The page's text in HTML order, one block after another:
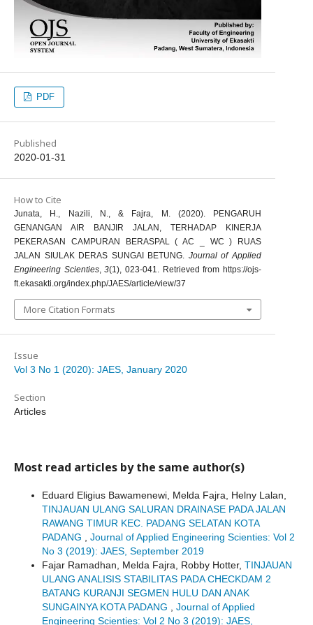
PDF
Published
2020-01-31
How to Cite
Junata, H., Nazili, N., & Fajra, M. (2020). PENGARUH
GENANGAN AIR BANJIR JALAN, TERHADAP KINERJA
PEKERASAN CAMPURAN BERASPAL ( AC _ WC ) RUAS
JALAN SIULAK DERAS SUNGAI BETUNG. Journal of Applied
Engineering Scienties,3(1), 023-041. Retrieved from https://ojs-
ft.ekasakti.org/index.php/JAES/article/view/37
More Citation Formats
Issue
Vol 3 No 1 (2020): JAES, January 2020
Section
Articles
Most read articles by the same author(s)
Eduard Eligius Bawamenewi, Melda Fajra, Helny Lalan,
TINJAUAN ULANG SALURAN DRAINASE PADA JALAN
RAWANG TIMUR KEC. PADANG SELATAN KOTA
PADANG
Journal of Applied Engineering Scienties: Vol 2
No 3 (2019): JAES, September 2019
Fajar Ramadhan, Melda Fajra, Robby Hotter, TINJAUAN
ULANG ANALISIS STABILITAS PADA CHECKDAM 2
BATANG KURANJI SEGMEN HULU DAN ANAK
SUNGAINYA KOTA PADANG
Journal of Applied
Engineering Scienties: Vol 2 No 3 (2019): JAES,